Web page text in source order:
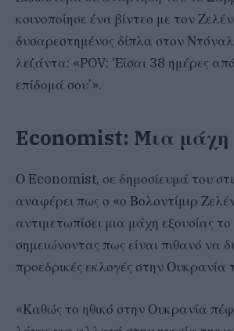
κοινοποίησε ένα βίντεο με τον
δυσαρεστημένος δίπλα στον
λεζάντα: «POV: ‘Είσαι 38 ημέρες
επίδομά σου’».
Economist: Mια μάχη
Ο Economist, σε δημοσίευμά του
αναφέρει πως ο «ο Βολοντίμιρ
αντιμετωπίσει μια μάχη εξουσίας
σημειώνοντας πως είναι πιθανό να
προεδρικές εκλογές στην Ουκρανία
«Καθώς το ηθικό στην Ουκρανία